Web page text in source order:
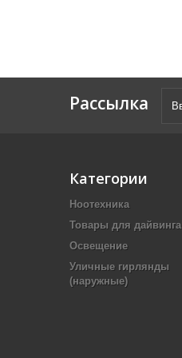
Рассылка
Категории
Ноотехника
Товары для дайвинга
Освещение
Уличные гирлянды
(наружные)